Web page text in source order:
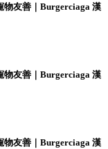
物友善｜Burgerciaga 漢
物友善｜Burgerciaga 漢
物友善｜Burgerciaga 漢